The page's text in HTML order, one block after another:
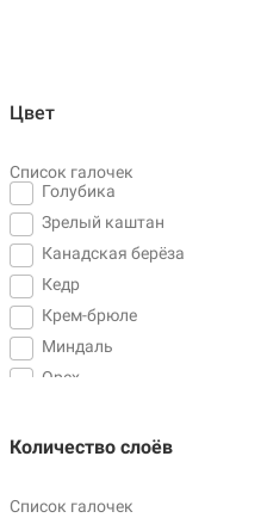
Цвет
Список галочек
Голубика
Зрелый каштан
Канадская берёза
Кедр
Крем-брюле
Миндаль
Орех
Сливки
Халва
Количество слоёв
Список галочек